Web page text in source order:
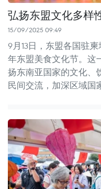
弘扬东盟文化多样
15/09/2025 09:49
9月13日，东盟各国驻
年东盟美食文化节。这
扬东南亚国家的文化、
民间交流，加深区域国